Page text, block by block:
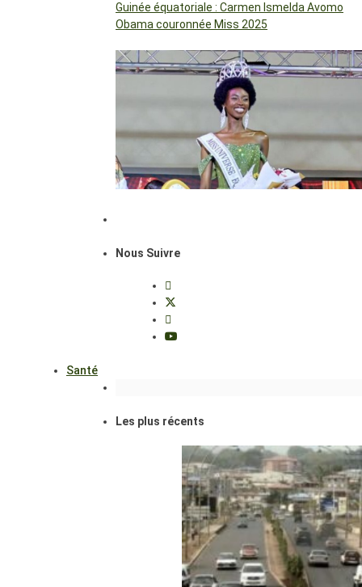
Guinée équatoriale : Carmen Ismelda Avomo
Obama couronnée Miss 2025
Nous Suivre
Santé
Les plus récents